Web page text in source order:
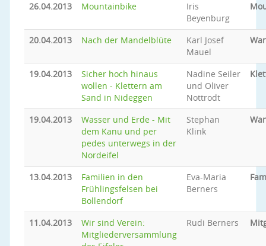
26.04.2013 Mountainbike
Iris
Beyenburg
20.04.2013 Nach der Mandelblüte
Karl Josef
Mauel
19.04.2013
Sicher hoch hinaus
wollen - Klettern am
Sand in Nideggen
Nadine Seiler
und Oliver
Nottrodt
19.04.2013
Wasser und Erde - Mit
dem Kanu und per
pedes unterwegs in der
Nordeifel
Stephan
Klink
13.04.2013
Familien in den
Frühlingsfelsen bei
Bollendorf
Eva-Maria
Berners
11.04.2013
Wir sind Verein:
Mitgliederversammlung
Rudi Berners